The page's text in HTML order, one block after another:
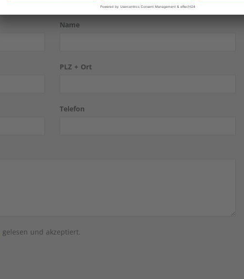
Name
PLZ + Ort
Telefon
gelesen und akzeptiert.